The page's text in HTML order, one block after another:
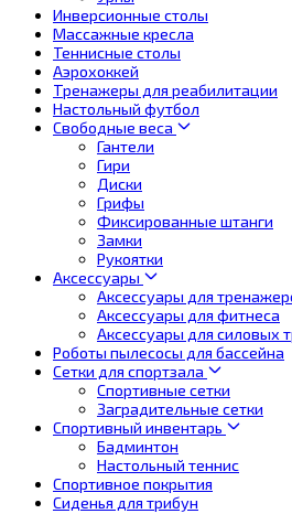
Инверсионные столы
Массажные кресла
Теннисные столы
Аэрохоккей
Тренажеры для реабилитации
Настольный футбол
Свободные веса
Гантели
Гири
Диски
Грифы
Фиксированные штанги
Замки
Рукоятки
Аксессуары
Аксессуары для
Аксессуары для фитнеса
Аксессуары для силовых
Роботы пылесосы для бассейна
Сетки для спортзала
Спортивные сетки
Заградительные сетки
Спортивный инвентарь
Бадминтон
Настольный теннис
Спортивное покрытия
Сиденья для трибун